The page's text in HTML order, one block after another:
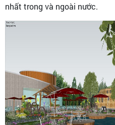
nhất trong và ngoài nước.